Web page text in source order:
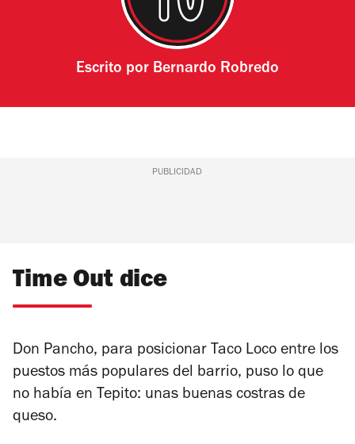
Escrito por Bernardo Robredo
PUBLICIDAD
Time Out dice
Don Pancho, para posicionar Taco Loco entre los
puestos más populares del barrio, puso lo que
no había en Tepito: unas buenas costras de
queso.